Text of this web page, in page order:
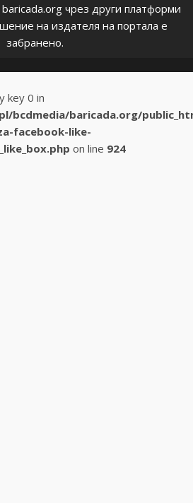
чрез други платформи
на издателя на портала е
забранено.
key 0 in
bcdmedia/baricada.org/
facebook-like-
on line 924